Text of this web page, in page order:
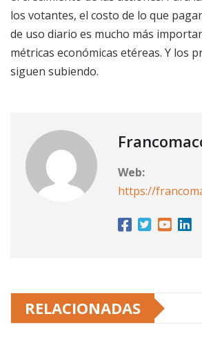
los votantes, el costo de lo que
de uso diario es mucho más
métricas económicas etéreas. Y los
siguen subiendo.
Web:
https://
RELACIONADAS